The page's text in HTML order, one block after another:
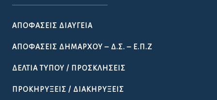
ΑΠΟΦΆΣΕΙΣ ΔΙΑΎΓΕΙΑ
ΑΠΟΦΆΣΕΙΣ ΔΗΜΆΡΧΟΥ – Δ.Σ. – Ε.Π.Ζ
ΔΕΛΤΊΑ ΤΎΠΟΥ / ΠΡΟΣΚΛΉΣΕΙΣ
ΠΡΟΚΗΡΎΞΕΙΣ / ΔΙΑΚΗΡΎΞΕΙΣ